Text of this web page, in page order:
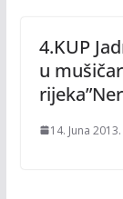
4.KUP
u
14. Juna 2013.